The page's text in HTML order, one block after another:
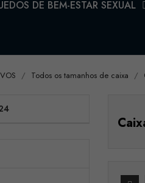
DE BEM-ESTAR SEXUAL
Todos os tamanhos de caixa